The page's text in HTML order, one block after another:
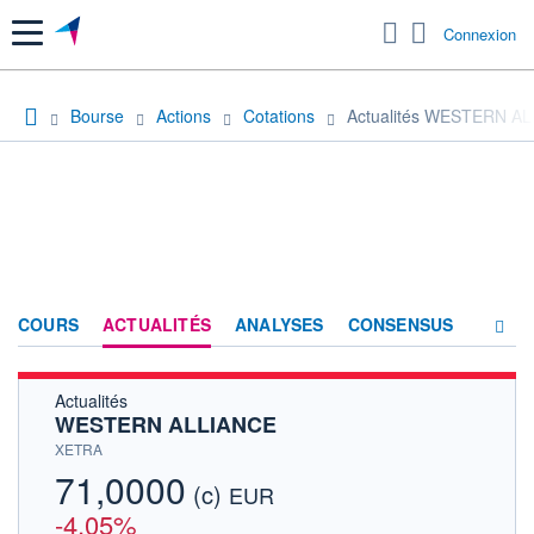
Menu Connexion
Bourse Actions Cotations Actualités WESTERN
COURS ACTUALITÉS ANALYSES CONSENSUS
ACTIONNAIRES
Actualités
WESTERN ALLIANCE
XETRA
71,0000 (c) EUR
-4,05%